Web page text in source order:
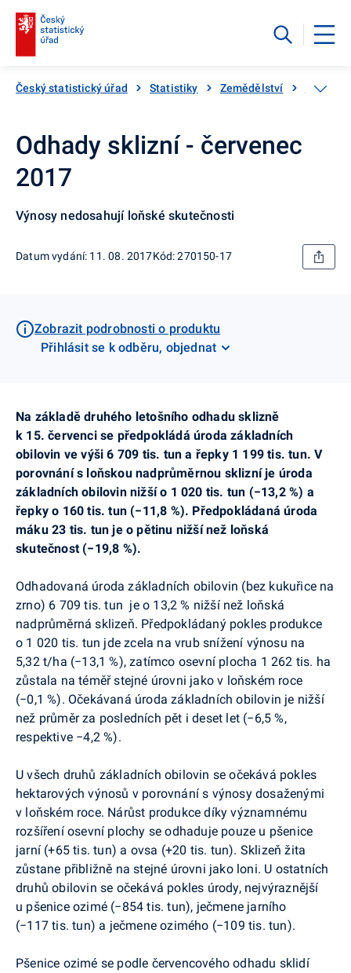
Český statistický úřad Statistiky Zemědělství
Odhady sklizní - červenec
2017
Výnosy nedosahují loňské skutečnosti
Datum vydání: 11. 08. 2017Kód: 270150-17
Zobrazit podrobnosti o produktu
Přihlásit se k odběru, objednat
Na základě druhého letošního odhadu sklizně
k 15. červenci se předpokládá úroda základních
obilovin ve výši 6 709 tis. tun a řepky 1 199 tis. tun. V
porovnání s loňskou nadprůměrnou sklizní je úroda
základních obilovin nižší o 1 020 tis. tun (−13,2 %) a
řepky o 160 tis. tun (−11,8 %). Předpokládaná úroda
máku 23 tis. tun je o pětinu nižší než loňská
skutečnost (−19,8 %).
Odhadovaná úroda základních obilovin (bez kukuřice na
zrno) 6 709 tis. tun je o 13,2 % nižší než loňská
nadprůměrná sklizeň. Předpokládaný pokles produkce
o 1 020 tis. tun jde zcela na vrub snížení výnosu na
5,32 t/ha (−13,1 %), zatímco osevní plocha 1 262 tis. ha
zůstala na téměř stejné úrovni jako v loňském roce
(−0,1 %). Očekávaná úroda základních obilovin je nižší
než průměr za posledních pět i deset let (−6,5 %,
respektive −4,2 %).
U všech druhů základních obilovin se očekává pokles
hektarových výnosů v porovnání s výnosy dosaženými
v loňském roce. Nárůst produkce díky významnému
rozšíření osevní plochy se odhaduje pouze u pšenice
jarní (+65 tis. tun) a ovsa (+20 tis. tun). Sklizeň žita
zůstane přibližně na stejné úrovni jako loni. U ostatních
druhů obilovin se očekává pokles úrody, nejvýraznější
u pšenice ozimé (−854 tis. tun), ječmene jarního
(−117 tis. tun) a ječmene ozimého (−109 tis. tun).
Pšenice ozimé se podle červencového odhadu sklidí